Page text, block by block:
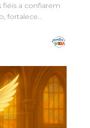
fiéis a confiarem
fortalece...